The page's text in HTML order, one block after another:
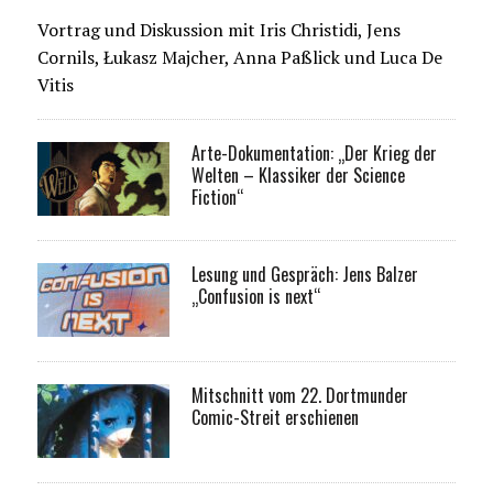
Vortrag und Diskussion mit Iris Christidi, Jens
Cornils, Łukasz Majcher, Anna Paßlick und Luca De
Vitis
Arte-Dokumentation: „Der Krieg der
Welten – Klassiker der Science
Fiction“
Lesung und Gespräch: Jens Balzer
„Confusion is next“
Mitschnitt vom 22. Dortmunder
Comic-Streit erschienen